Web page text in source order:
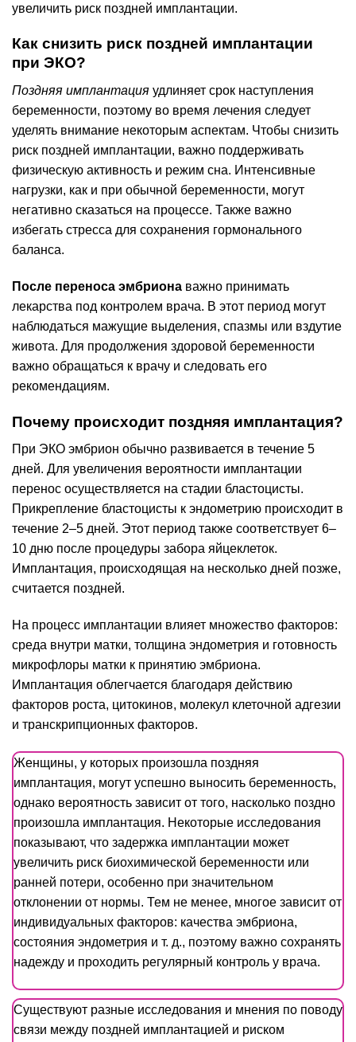
увеличить риск поздней имплантации.
Как снизить риск поздней имплантации
при ЭКО?
Поздняя имплантация удлиняет срок наступления
беременности, поэтому во время лечения следует
уделять внимание некоторым аспектам. Чтобы снизить
риск поздней имплантации, важно поддерживать
физическую активность и режим сна. Интенсивные
нагрузки, как и при обычной беременности, могут
негативно сказаться на процессе. Также важно
избегать стресса для сохранения гормонального
баланса.
После переноса эмбриона важно принимать
лекарства под контролем врача. В этот период могут
наблюдаться мажущие выделения, спазмы или вздутие
живота. Для продолжения здоровой беременности
важно обращаться к врачу и следовать его
рекомендациям.
Почему происходит поздняя имплантация?
При ЭКО эмбрион обычно развивается в течение 5
дней. Для увеличения вероятности имплантации
перенос осуществляется на стадии бластоцисты.
Прикрепление бластоцисты к эндометрию происходит в
течение 2–5 дней. Этот период также соответствует 6–
10 дню после процедуры забора яйцеклеток.
Имплантация, происходящая на несколько дней позже,
считается поздней.
На процесс имплантации влияет множество факторов:
среда внутри матки, толщина эндометрия и готовность
микрофлоры матки к принятию эмбриона.
Имплантация облегчается благодаря действию
факторов роста, цитокинов, молекул клеточной адгезии
и транскрипционных факторов.
Женщины, у которых произошла поздняя
имплантация, могут успешно выносить беременность,
однако вероятность зависит от того, насколько поздно
произошла имплантация. Некоторые исследования
показывают, что задержка имплантации может
увеличить риск биохимической беременности или
ранней потери, особенно при значительном
отклонении от нормы. Тем не менее, многое зависит от
индивидуальных факторов: качества эмбриона,
состояния эндометрия и т. д., поэтому важно сохранять
надежду и проходить регулярный контроль у врача.
Существуют разные исследования и мнения по поводу
связи между поздней имплантацией и риском